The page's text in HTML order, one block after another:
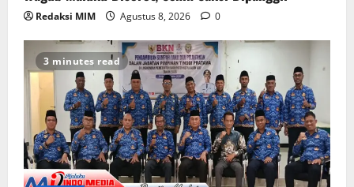
Redaksi MIM Agustus 8, 2026 0
3 minutes read